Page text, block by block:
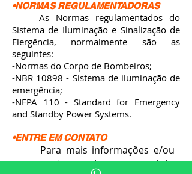
•NORMAS REGULAMENTADORAS
As Normas regulamentados do
Sistema de Iluminação e Sinalização de
Elergência, normalmente são as
seguintes:
-Normas do Corpo de Bombeiros;
-NBR 10898 - Sistema de iluminação de
emergência;
-NFPA 110 - Standard for Emergency
and Standby Power Systems.
•ENTRE EM CONTATO
Para mais informações e/ou
orçamentos, entre em contato